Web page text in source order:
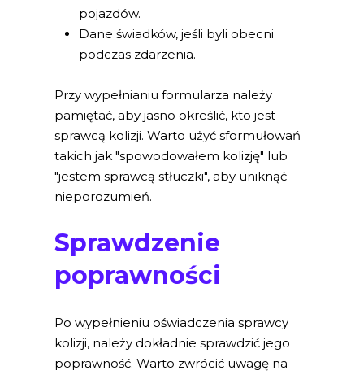
pojazdów.
Dane świadków, jeśli byli obecni
podczas zdarzenia.
Przy wypełnianiu formularza należy
pamiętać, aby jasno określić, kto jest
sprawcą kolizji. Warto użyć sformułowań
takich jak "spowodowałem kolizję" lub
"jestem sprawcą stłuczki", aby uniknąć
nieporozumień.
Sprawdzenie
poprawności
Po wypełnieniu oświadczenia sprawcy
kolizji, należy dokładnie sprawdzić jego
poprawność. Warto zwrócić uwagę na